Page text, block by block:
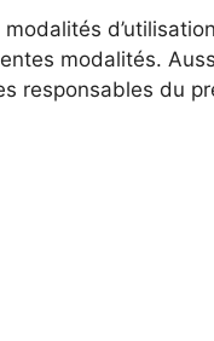
modalités.
responsables du